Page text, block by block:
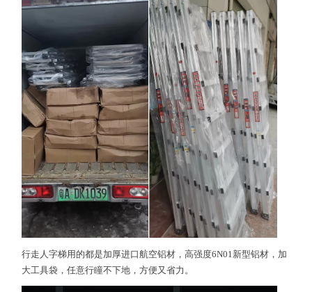
行走人字梯用的都是加厚进口航空铝材，高强度6N01新型铝材，加
大工具袋，任意行瞳不下地，方便又省力。